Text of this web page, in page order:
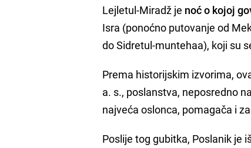
Lejletul-Miradž je noć o kojoj
Isra (ponoćno putovanje od
do Sidretul-muntehaa), koji su
Prema historijskim izvorima,
a. s., poslanstva, neposredno
najveća oslonca, pomagača i
Poslije tog gubitka, Poslanik je